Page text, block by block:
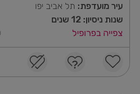
עיר מועדפת: תל אביב יפו
שנות ניסיון: 12 שנים
צפייה בפרופיל